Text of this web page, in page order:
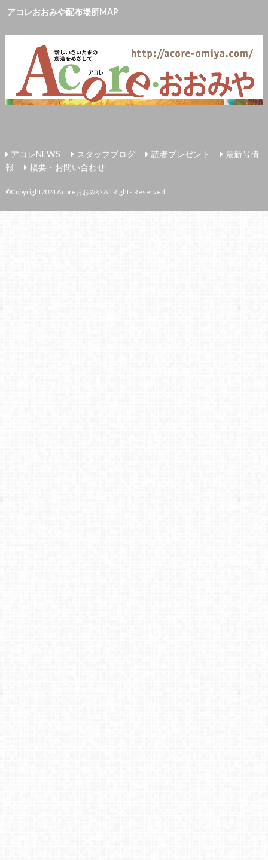
アコレおおみや配布場所MAP
アコレNEWS スタッフブログ 読者プレゼント
最新号情
報
概要・お問い合わせ
©Copyright2024Acoreおおみや.All Rights Reserved.